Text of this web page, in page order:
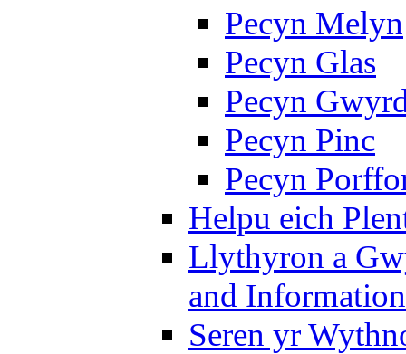
Pecyn Melyn
Pecyn Glas
Pecyn
Pecyn Pinc
Pecyn
Helpu eich
Llythyron a
and Information
Seren yr